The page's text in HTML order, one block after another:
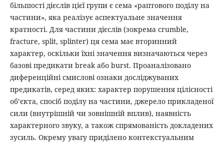
більшості дієслів цієї групи є сема «раптового поділу на
частини», яка реалізує аспектуальне значення
кратності. Для частини дієслів (зокрема crumble,
fracture, split, splinter) ця сема має вторинний
характер, оскільки їхні значення визначаються через
базові предикати break або burst. Проаналізовано
диференційні смислові ознаки досліджуваних
предикатів, серед яких: характер порушення цілісності
об’єкта, спосіб поділу на частини, джерело прикладеної
сили (внутрішній чи зовнішній вплив), наявність
характерного звуку, а також спрямованість докладених
зусиль. Окрему увагу приділено контекстуальним